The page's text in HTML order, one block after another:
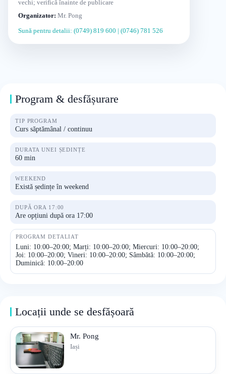
vechi; verifică înainte de publicare
Organizator: Mr. Pong
Sună pentru detalii: (0749) 819 600 | (0746) 781 526
Program & desfășurare
TIP PROGRAM
Curs săptămânal / continuu
DURATA UNEI ȘEDINȚE
60 min
WEEKEND
Există ședințe în weekend
DUPĂ ORA 17:00
Are opțiuni după ora 17:00
PROGRAM DETALIAT
Luni: 10:00–20:00; Marți: 10:00–20:00; Miercuri: 10:00–20:00;
Joi: 10:00–20:00; Vineri: 10:00–20:00; Sâmbătă: 10:00–20:00;
Duminică: 10:00–20:00
Locații unde se desfășoară
Mr. Pong
Iași